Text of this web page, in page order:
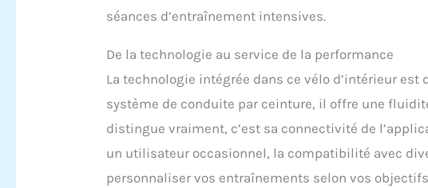
séances d’entraînement intensives.
De la technologie au service de la performance
La technologie intégrée dans ce vélo d’intérieur est
système de conduite par ceinture, il offre une
distingue vraiment, c’est sa connectivité de
un utilisateur occasionnel, la compatibilité avec
personnaliser vos entraînements selon vos